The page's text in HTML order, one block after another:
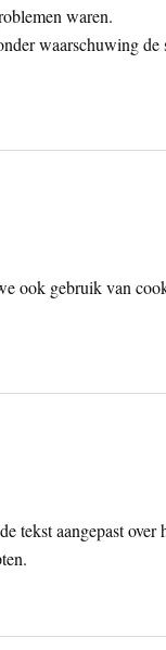
waren.
waarschuwing
ook gebruik van
tekst aangepast